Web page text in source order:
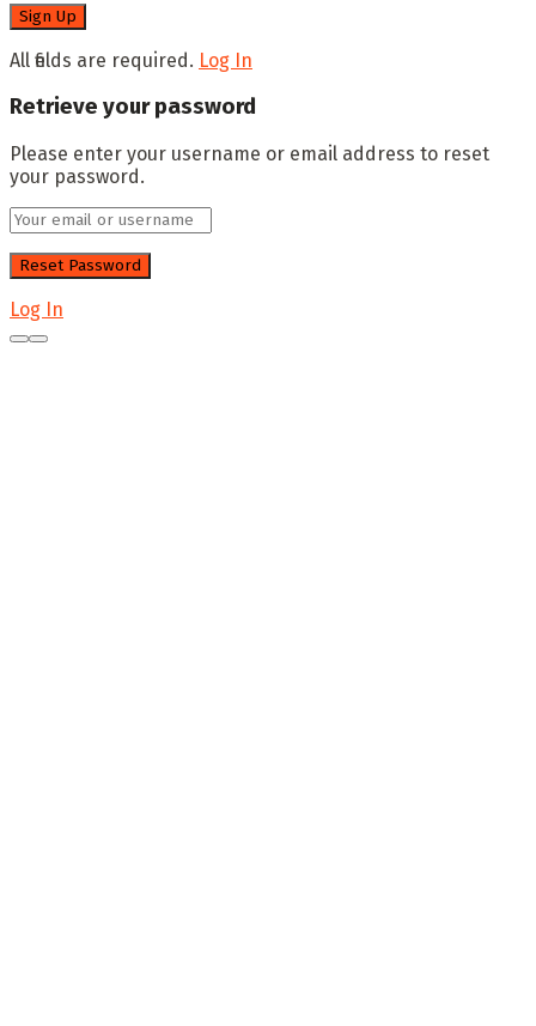
All fields are required. Log In
Retrieve your password
Please enter your username or email address to reset
your password.
Log In